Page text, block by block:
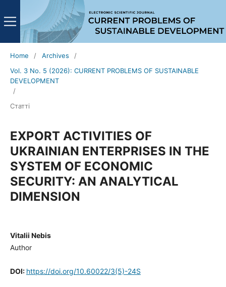
Home / Archives
/
Vol. 3 No. 5 (2026): CURRENT PROBLEMS OF SUSTAINABLE
DEVELOPMENT
/
Статті
EXPORT ACTIVITIES OF
UKRAINIAN ENTERPRISES IN THE
SYSTEM OF ECONOMIC
SECURITY: AN ANALYTICAL
DIMENSION
Vitalii Nebis
Author
DOI: https://doi.org/10.60022/3(5)-24S